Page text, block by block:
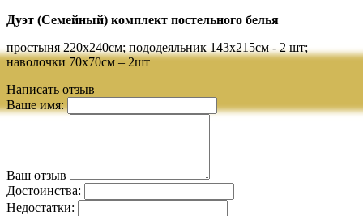
Дуэт (Семейный) комплект постельного белья
простыня 220х240см; пододеяльник 143х215см - 2 шт;
наволочки 70х70см – 2шт
Написать отзыв
Ваше имя:
Ваш отзыв
Достоинства:
Недостатки: